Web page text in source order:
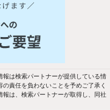
2階以上
ペット相談
独立洗面台
は検索パートナーが提供している情
責任を負わないことを予めご了承く
は、検索パートナーが取得し、同社